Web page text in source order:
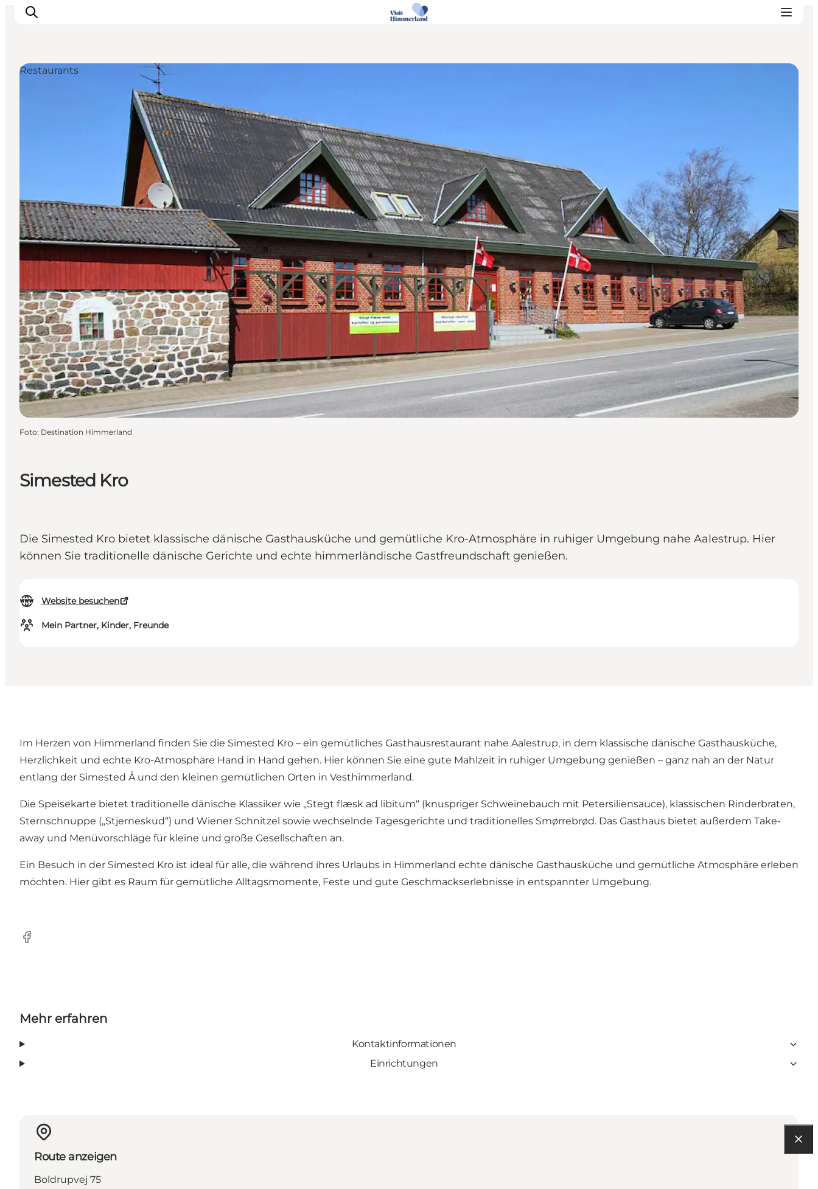
Praktische Informationen
Simested Kro
Die Simested Kro bietet klassische dänische Gasthausküche und gemütliche Kro-Atmosphäre in ruhiger Umgebung nahe Aalestrup. Hier
können Sie traditionelle dänische Gerichte und echte himmerländische Gastfreundschaft genießen.
Website besuchen
Mein Partner, Kinder, Freunde
Restaurants
Foto: Destination Himmerland
Im Herzen von Himmerland finden Sie die Simested Kro – ein gemütliches Gasthausrestaurant nahe Aalestrup, in dem klassische dänische Gasthausküche,
Herzlichkeit und echte Kro-Atmosphäre Hand in Hand gehen. Hier können Sie eine gute Mahlzeit in ruhiger Umgebung genießen – ganz nah an der Natur
entlang der Simested Å und den kleinen gemütlichen Orten in Vesthimmerland.
Die Speisekarte bietet traditionelle dänische Klassiker wie „Stegt flæsk ad libitum“ (knuspriger Schweinebauch mit Petersiliensauce), klassischen Rinderbraten,
Sternschnuppe („Stjerneskud“) und Wiener Schnitzel sowie wechselnde Tagesgerichte und traditionelles Smørrebrød. Das Gasthaus bietet außerdem Take-
away und Menüvorschläge für kleine und große Gesellschaften an.
Ein Besuch in der Simested Kro ist ideal für alle, die während ihres Urlaubs in Himmerland echte dänische Gasthausküche und gemütliche Atmosphäre erleben
möchten. Hier gibt es Raum für gemütliche Alltagsmomente, Feste und gute Geschmackserlebnisse in entspannter Umgebung.
Facebook
Mehr erfahren
Kontaktinformationen
Einrichtungen
Route anzeigen
Boldrupvej 75